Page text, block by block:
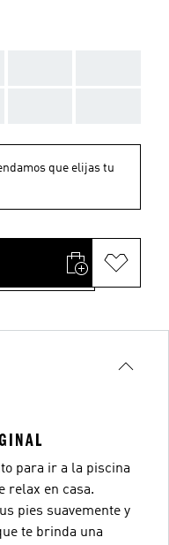
que elijas tu
para ir a la piscina
relax en casa.
pies suavemente y
te brinda una